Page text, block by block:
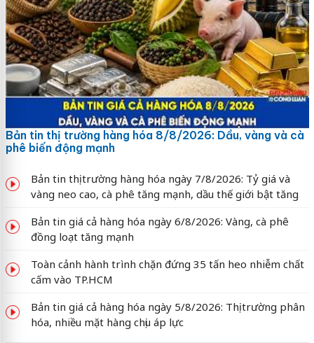
Bản tin thị trường hàng hóa 8/8/2026: Dầu, vàng và cà
phê biến động mạnh
Bản tin thị trường hàng hóa ngày 7/8/2026: Tỷ giá và
vàng neo cao, cà phê tăng mạnh, dầu thế giới bật tăng
Bản tin giá cả hàng hóa ngày 6/8/2026: Vàng, cà phê
đồng loạt tăng mạnh
Toàn cảnh hành trình chặn đứng 35 tấn heo nhiễm chất
cấm vào TP.HCM
Bản tin giá cả hàng hóa ngày 5/8/2026: Thị trường phân
hóa, nhiều mặt hàng chịu áp lực